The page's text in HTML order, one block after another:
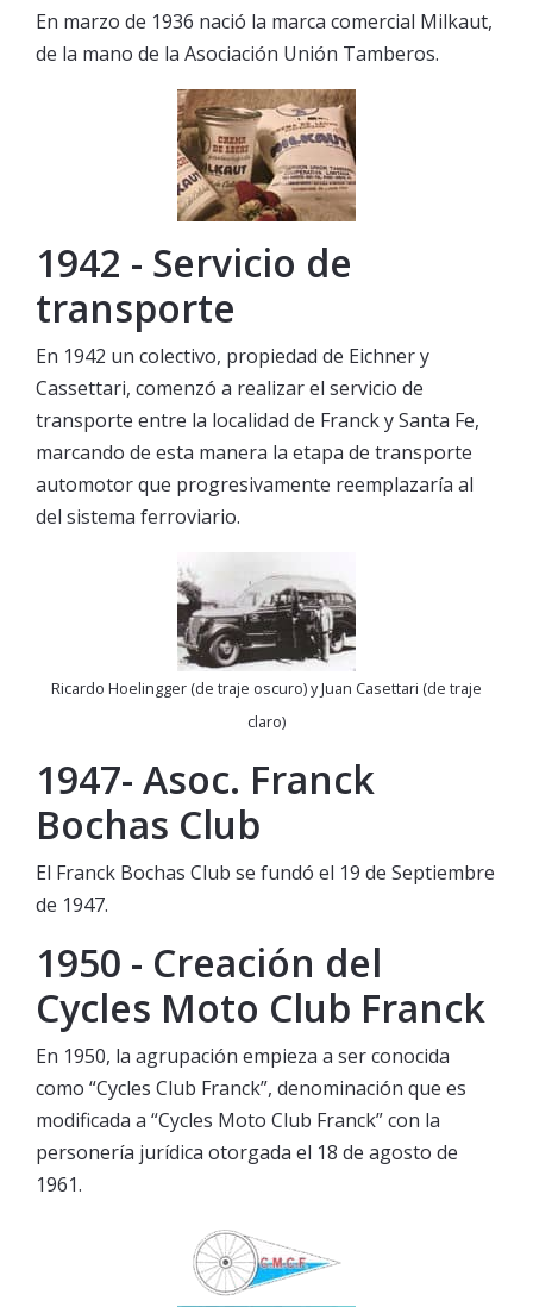
En marzo de 1936 nació la marca comercial Milkaut,
de la mano de la Asociación Unión Tamberos.
1942 - Servicio de
transporte
En 1942 un colectivo, propiedad de Eichner y
Cassettari, comenzó a realizar el servicio de
transporte entre la localidad de Franck y Santa Fe,
marcando de esta manera la etapa de transporte
automotor que progresivamente reemplazaría al
del sistema ferroviario.
Ricardo Hoelingger (de traje oscuro) y Juan Casettari (de traje
claro)
1947- Asoc. Franck
Bochas Club
El Franck Bochas Club se fundó el 19 de Septiembre
de 1947.
1950 - Creación del
Cycles Moto Club Franck
En 1950, la agrupación empieza a ser conocida
como “Cycles Club Franck”, denominación que es
modificada a “Cycles Moto Club Franck” con la
personería jurídica otorgada el 18 de agosto de
1961.